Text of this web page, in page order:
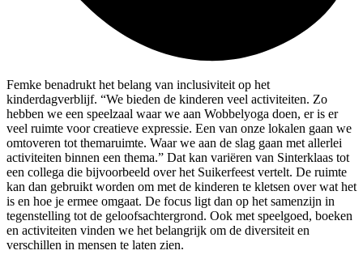
Femke benadrukt het belang van inclusiviteit op het
kinderdagverblijf. “We bieden de kinderen veel activiteiten. Zo
hebben we een speelzaal waar we aan Wobbelyoga doen, er is er
veel ruimte voor creatieve expressie. Een van onze lokalen gaan we
omtoveren tot themaruimte. Waar we aan de slag gaan met allerlei
activiteiten binnen een thema.” Dat kan variëren van Sinterklaas tot
een collega die bijvoorbeeld over het Suikerfeest vertelt. De ruimte
kan dan gebruikt worden om met de kinderen te kletsen over wat het
is en hoe je ermee omgaat. De focus ligt dan op het samenzijn in
tegenstelling tot de geloofsachtergrond. Ook met speelgoed, boeken
en activiteiten vinden we het belangrijk om de diversiteit en
verschillen in mensen te laten zien.